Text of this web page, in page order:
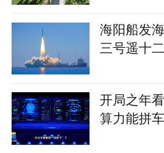
海阳船发
三号遥十
开局之年看
算力能拼